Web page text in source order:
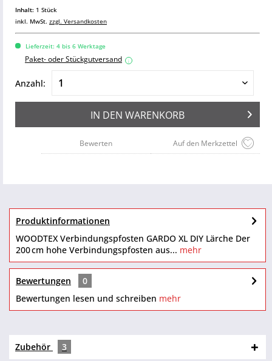
Inhalt: 1 Stück
inkl. MwSt. zzgl. Versandkosten
Lieferzeit: 4 bis 6 Werktage
Paket- oder Stückgutversand i
Anzahl:
IN DEN WARENKORB
Auf den Merkzettel
Bewerten
Produktinformationen
WOODTEX Verbindungspfosten GARDO XL DIY Lärche Der
200 cm hohe Verbindungspfosten aus... mehr
Bewertungen
0
Bewertungen lesen und schreiben mehr
Zubehör 3